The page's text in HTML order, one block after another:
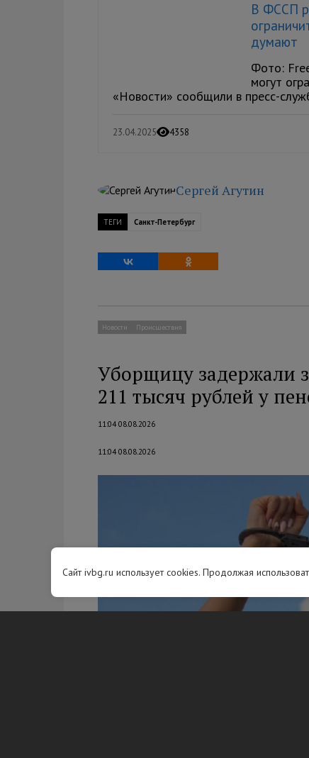
В ФССП
думают
Фото:
могут
«Новости» сообщили в пресс-
23.04.2025 4358
Сергей Агутин
ТЕГИ Санкт-Петербург
Новости Происшествия
Уборщицу задержали
211 тысяч рублей у
11:04 08.08.2026
11:04 08.08.2026
Сайт ivbg.ru использует cookies. Продолжая